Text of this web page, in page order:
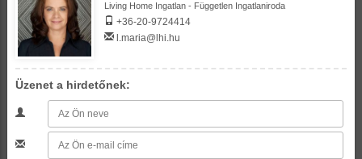
Living Home Ingatlan - Független Ingatlaniroda
+36-20-9724414
l.maria@lhi.hu
Üzenet a hirdetőnek: